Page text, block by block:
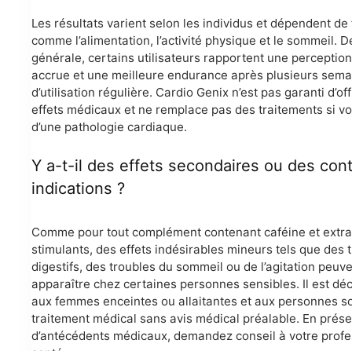
Les résultats varient selon les individus et dépendent
comme l’alimentation, l’activité physique et le sommeil.
générale, certains utilisateurs rapportent une perception
accrue et une meilleure endurance après plusieurs
d’utilisation régulière. Cardio Genix n’est pas garanti
effets médicaux et ne remplace pas des traitements si
d’une pathologie cardiaque.
Y a-t-il des effets secondaires ou des
indications ?
Comme pour tout complément contenant caféine et
stimulants, des effets indésirables mineurs tels que des
digestifs, des troubles du sommeil ou de l’agitation
apparaître chez certaines personnes sensibles. Il est
aux femmes enceintes ou allaitantes et aux personnes
traitement médical sans avis médical préalable. En
d’antécédents médicaux, demandez conseil à votre